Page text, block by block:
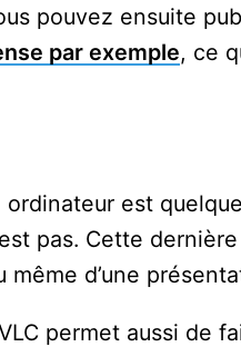
pouvez ensuite
par exemple, ce
est
pas. Cette
d’une
permet aussi de